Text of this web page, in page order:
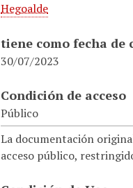
Hegoalde
tiene como fecha de
30/07/2023
Condición de acceso
Público
La documentación
acceso público,